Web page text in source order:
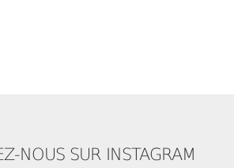
NOUS SUR INSTAGRAM